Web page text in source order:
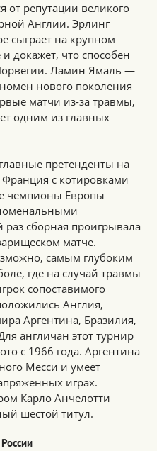
от репутации великого
Англии. Эрлинг
сыграет на крупном
докажет, что способен
Ламин Ямаль —
нового поколения
матчи из-за травмы,
одним из главных
претенденты на
с котировками
чемпионы Европы
раз сборная проигрывала
матче.
самым глубоким
где на случай травмы
сопоставимого
Англия,
Аргентина, Бразилия,
англичан этот турнир
с 1966 года. Аргентина
Месси и умеет
играх.
Карло Анчелотти
шестой титул.